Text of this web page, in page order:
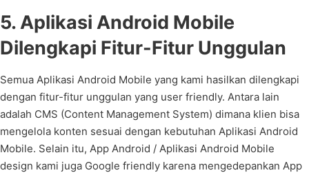
5. Aplikasi Android Mobile
Dilengkapi Fitur-Fitur Unggulan
Semua Aplikasi Android Mobile yang kami hasilkan dilengkapi
dengan fitur-fitur unggulan yang user friendly. Antara lain
adalah CMS (Content Management System) dimana klien bisa
mengelola konten sesuai dengan kebutuhan Aplikasi Android
Mobile. Selain itu, App Android / Aplikasi Android Mobile
design kami juga Google friendly karena mengedepankan App